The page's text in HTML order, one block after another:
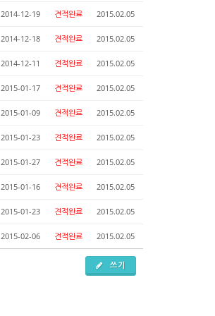
2014-12-19 견적완료 2015.02.05
2014-12-18 견적완료 2015.02.05
2014-12-11 견적완료 2015.02.05
2015-01-17 견적완료 2015.02.05
2015-01-09 견적완료 2015.02.05
2015-01-23 견적완료 2015.02.05
2015-01-27 견적완료 2015.02.05
2015-01-16 견적완료 2015.02.05
2015-01-23 견적완료 2015.02.05
2015-02-06 견적완료 2015.02.05
쓰기